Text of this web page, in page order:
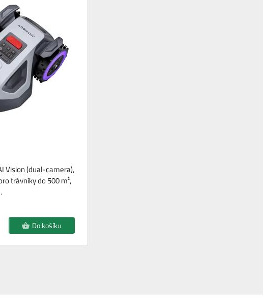
Vision (dual-camera),
trávníky do 500 m²,
Do košíku